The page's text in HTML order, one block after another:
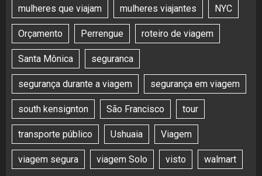
mulheres que viajam mulheres viajantes NYC
Orçamento Perrengue roteiro de viagem
Santa Mônica seguranca
segurança durante a viagem segurança em viagem
south kensignton São Francisco tour
transporte público Ushuaia Viagem
viagem segura viagem Solo visto walmart